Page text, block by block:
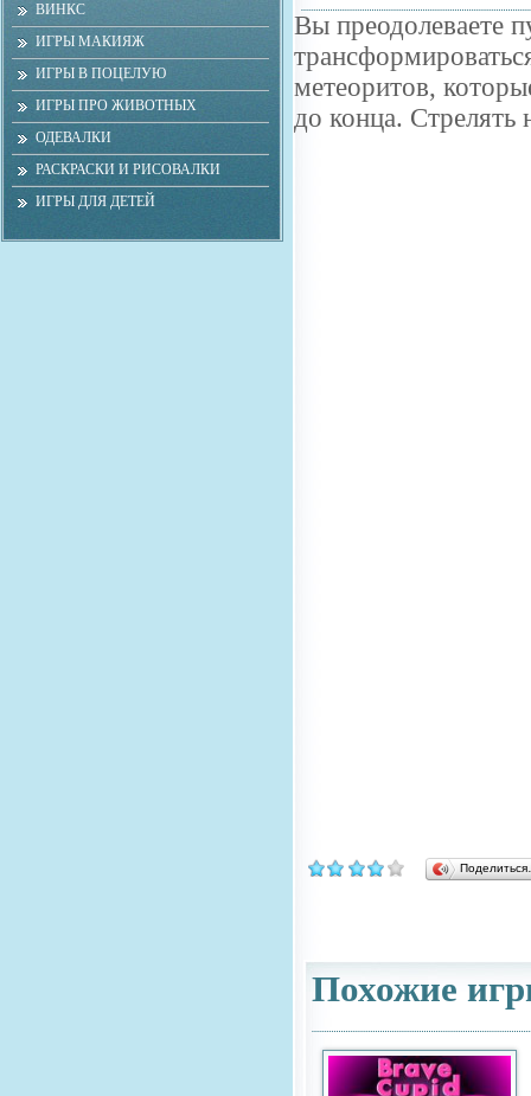
ВИНКС
ИГРЫ МАКИЯЖ
ИГРЫ В ПОЦЕЛУЮ
ИГРЫ ПРО ЖИВОТНЫХ
ОДЕВАЛКИ
РАСКРАСКИ И РИСОВАЛКИ
ИГРЫ ДЛЯ ДЕТЕЙ
Вы преодолеваете
метеоритов,
до конца. Стрелять
Похожие